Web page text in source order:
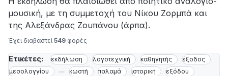
μουσική, με τη συμμετοχή του Νίκου Ζορμπά και
της Αλεξάνδρας Ζουπάνου (άρπα).
Έχει διαβαστεί 549 φορές
Ετικέτες: εκδήλωση λογοτεχνική καθηγητής
έξοδος
μεσολογγίου
κωστή παλαμά ιστορική
εξόδου